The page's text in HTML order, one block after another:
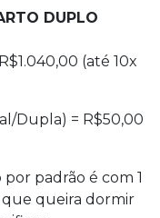
DUPLO
(até 10x
Dupla) = R$50,00
padrão é com 1
que queira dormir